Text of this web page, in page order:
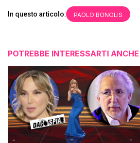
In questo articolo: PAOLO BONOLIS
POTREBBE INTERESSARTI ANCHE